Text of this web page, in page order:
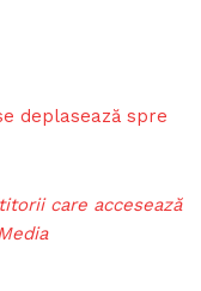
deplasează spre
care accesează